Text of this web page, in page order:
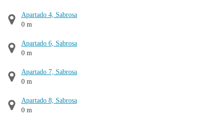
Apartado 4, Sabrosa
0 m
Apartado 6, Sabrosa
0 m
Apartado 7, Sabrosa
0 m
Apartado 8, Sabrosa
0 m